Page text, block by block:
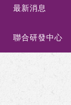
最新消息
聯合研發中心